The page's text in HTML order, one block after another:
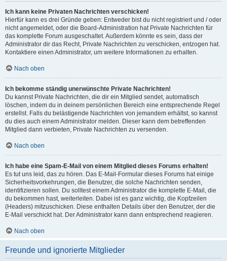
Ich kann keine Privaten Nachrichten verschicken!
Hierfür kann es drei Gründe geben: Entweder bist du nicht registriert und / oder
nicht angemeldet, oder die Board-Administration hat Private Nachrichten für
das komplette Forum ausgeschaltet. Außerdem könnte es sein, dass der
Administrator dir das Recht, Private Nachrichten zu verschicken, entzogen hat.
Kontaktiere einen Administrator, um weitere Informationen zu erhalten.
Nach oben
Ich bekomme ständig unerwünschte Private Nachrichten!
Du kannst Private Nachrichten, die dir ein Mitglied sendet, automatisch
löschen, indem du in deinem persönlichen Bereich eine entsprechende Regel
erstellst. Falls du belästigende Nachrichten von jemandem erhältst, so kannst
du dies auch einem Administrator melden. Dieser kann dem betreffenden
Mitglied dann verbieten, Private Nachrichten zu versenden.
Nach oben
Ich habe eine Spam-E-Mail von einem Mitglied dieses Forums erhalten!
Es tut uns leid, das zu hören. Das E-Mail-Formular dieses Forums hat einige
Sicherheitsvorkehrungen, die Benutzer, die solche Nachrichten senden,
identifizieren sollen. Du solltest einem Administrator die komplette E-Mail, die
du bekommen hast, weiterleiten. Dabei ist es ganz wichtig, die Kopfzeilen
(Headers) mitzuschicken. Diese enthalten Details über den Benutzer, der die
E-Mail verschickt hat. Der Administrator kann dann entsprechend reagieren.
Nach oben
Freunde und ignorierte Mitglieder